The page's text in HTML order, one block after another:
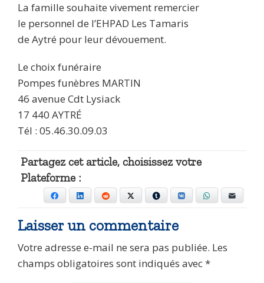
La famille souhaite vivement remercier
le personnel de l’EHPAD Les Tamaris
de Aytré pour leur dévouement.
Le choix funéraire
Pompes funèbres MARTIN
46 avenue Cdt Lysiack
17 440 AYTRÉ
Tél : 05.46.30.09.03
Partagez cet article, choisissez votre
Plateforme :
Facebook LinkedIn Reddit Tumblr VKontakte WhatsApp
Laisser un commentaire
Votre adresse e-mail ne sera pas publiée. Les
champs obligatoires sont indiqués avec*